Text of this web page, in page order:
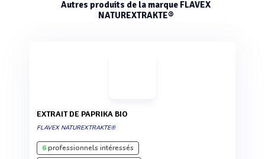
Autres produits de la marque FLAVEX
NATUREXTRAKTE®
EXTRAIT DE PAPRIKA BIO
FLAVEX NATUREXTRAKTE®
6professionnels intéressés